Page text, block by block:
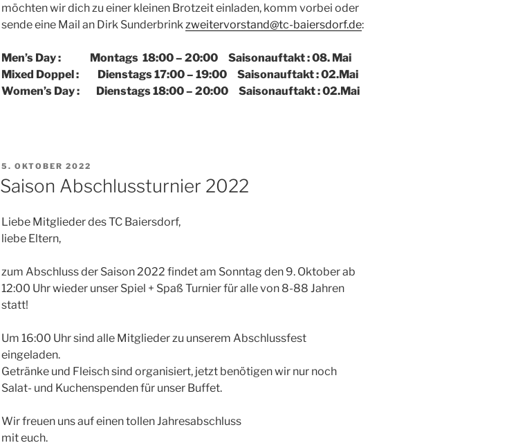
möchten wir dich zu einer kleinen Brotzeit einladen, komm vorbei oder
sende eine Mail an Dirk Sunderbrink zweitervorstand@tc-baiersdorf.de:
Men’s Day : Montags 18:00 – 20:00 Saisonauftakt : 08. Mai
Mixed Doppel : Dienstags 17:00 – 19:00 Saisonauftakt : 02.Mai
Women’s Day : Dienstags 18:00 – 20:00 Saisonauftakt : 02.Mai
VERÖFFENTLICHT
5. OKTOBER 2022
Saison Abschlussturnier 2022
Liebe Mitglieder des TC Baiersdorf,
liebe Eltern,
zum Abschluss der Saison 2022 findet am Sonntag den 9. Oktober ab
12:00 Uhr wieder unser Spiel + Spaß Turnier für alle von 8-88 Jahren
statt!
Um 16:00 Uhr sind alle Mitglieder zu unserem Abschlussfest
eingeladen.
Getränke und Fleisch sind organisiert, jetzt benötigen wir nur noch
Salat- und Kuchenspenden für unser Buffet.
Wir freuen uns auf einen tollen Jahresabschluss
mit euch.